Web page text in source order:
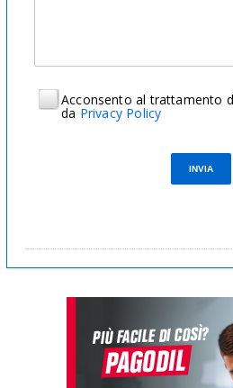
Acconsento al trattamento
da Privacy Policy